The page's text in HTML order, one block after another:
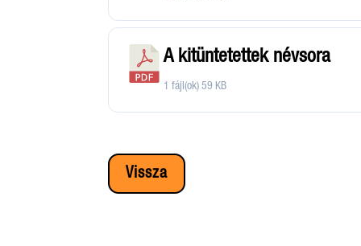
A kitüntetettek névsora
1 fájl(ok)59 KB
Vissza